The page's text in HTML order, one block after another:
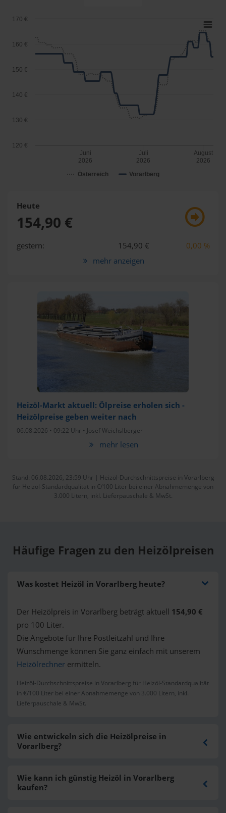
Österreich Vorarlberg
Juni
2026
Juli
2026
August
2026
120 €
130 €
140 €
150 €
160 €
170 €
Heute
154,90 €
gestern: 154,90 €
0,00 %
mehr anzeigen
Heizöl-Markt aktuell: Ölpreise erholen sich -
Heizölpreise geben weiter nach
06.08.2026 • 09:22 Uhr • Josef Weichslberger
mehr lesen
Stand: 06.08.2026, 23:59 Uhr | Heizöl-Durchschnittspreise in Vorarlberg
für Heizöl-Standardqualität in €/100 Liter bei einer Abnahmemenge von
3.000 Litern, inkl. Lieferpauschale & MwSt.
Häufige Fragen zu den Heizölpreisen
Was kostet Heizöl in Vorarlberg heute?
Der Heizölpreis in Vorarlberg beträgt aktuell 154,90 €
pro 100 Liter.
Die Angebote für Ihre Postleitzahl und Ihre
Wunschmenge können Sie ganz einfach mit unserem
Heizölrechnerermitteln.
Heizöl-Durchschnittspreise in Vorarlberg für Heizöl-Standardqualität
in €/100 Liter bei einer Abnahmemenge von 3.000 Litern, inkl.
Lieferpauschale & MwSt.
Wie entwickeln sich die Heizölpreise in
Vorarlberg?
Wie kann ich günstig Heizöl in Vorarlberg
kaufen?